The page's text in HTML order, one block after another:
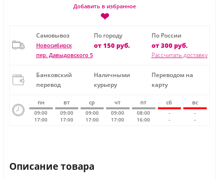
Добавить в избранное
❤
Самовывоз
Новосибирск
пер. Давыдовского 5
По городу
от 150 руб.
По России
от 300 руб.
Рассчитать доставку
Банковский
перевод
Наличными
курьеру
Переводом на
карту
пн вт ср чт пт сб вс
09:00
17:00
09:00
17:00
09:00
17:00
09:00
17:00
08:00
16:00
-
-
-
-
Описание товара